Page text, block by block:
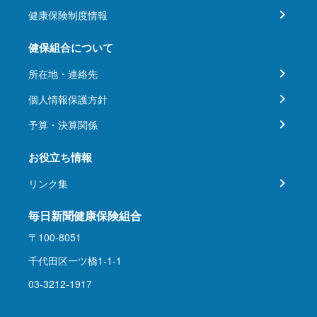
健康保険制度情報
健保組合について
所在地・連絡先
個人情報保護方針
予算・決算関係
お役立ち情報
リンク集
毎日新聞健康保険組合
〒100-8051
千代田区一ツ橋1-1-1
03-3212-1917